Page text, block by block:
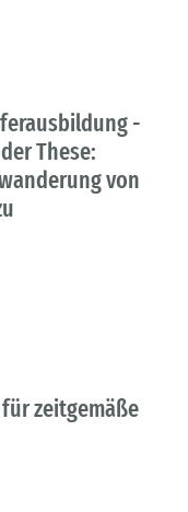
-
These:
von
zeitgemäße